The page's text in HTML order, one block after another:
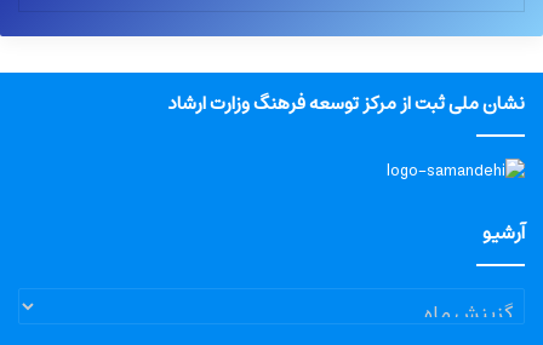
نشان ملی ثبت از مرکز توسعه فرهنگ وزارت ارشاد
آرشیو
آرشیو